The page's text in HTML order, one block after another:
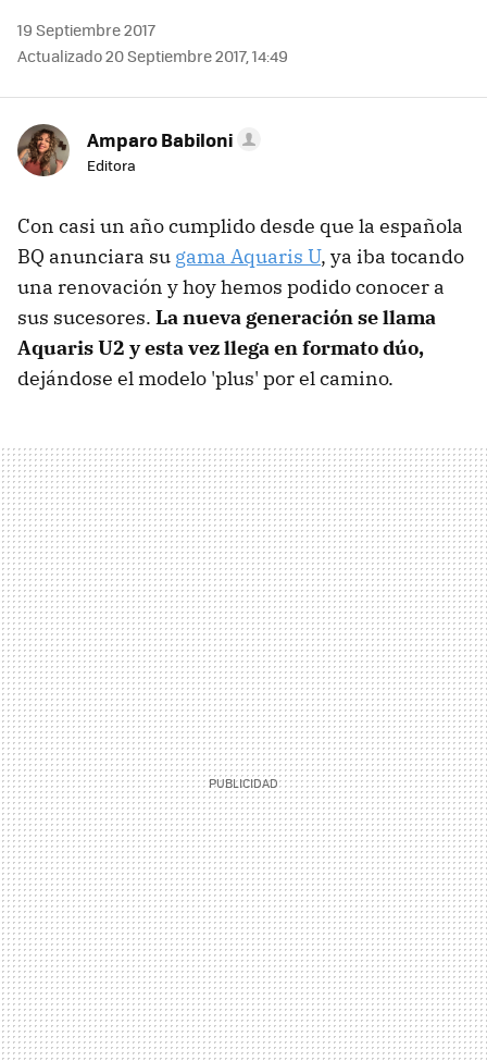
19 Septiembre 2017
Actualizado 20 Septiembre 2017, 14:49
Amparo Babiloni
Editora
Con casi un año cumplido desde que la española
BQ anunciara su gama Aquaris U, ya iba tocando
una renovación y hoy hemos podido conocer a
sus sucesores. La nueva generación se llama
Aquaris U2 y esta vez llega en formato dúo,
dejándose el modelo 'plus' por el camino.